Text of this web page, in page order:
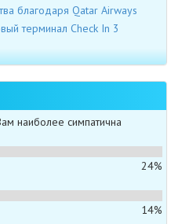
благодаря Qatar Airways
терминал Check In 3
наиболее симпатична
24%
14%